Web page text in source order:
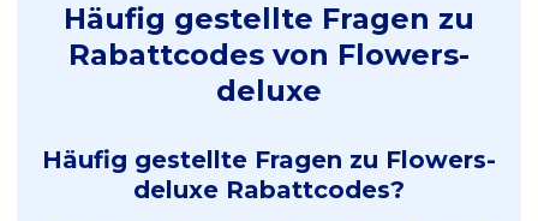
Häufig gestellte Fragen zu
Rabattcodes von Flowers-
deluxe
Häufig gestellte Fragen zu Flowers-
deluxe Rabattcodes?